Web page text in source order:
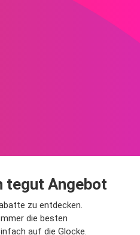
tegut Angebot
zu entdecken.
die besten
auf die Glocke.